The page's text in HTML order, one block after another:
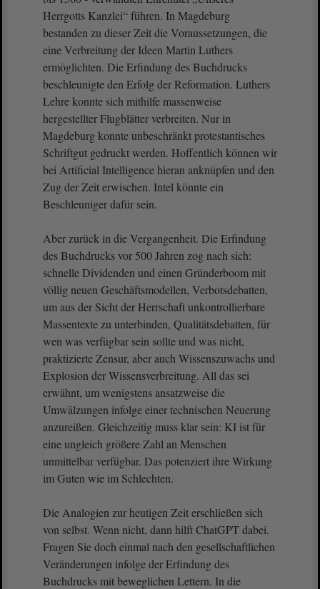
Herrgotts Kanzlei“ führen. In Magdeburg
bestanden zu dieser Zeit die Voraussetzungen, die
eine Verbreitung der Ideen Martin Luthers
ermöglichten. Die Erfindung des Buchdrucks
beschleunigte den Erfolg der Reformation. Luthers
Lehre konnte sich mithilfe massenweise
hergestellter Flugblätter verbreiten. Nur in
Magdeburg konnte unbeschränkt protestantisches
Schriftgut gedruckt werden. Hoffentlich können wir
bei Artificial Intelligence hieran anknüpfen und den
Zug der Zeit erwischen. Intel könnte ein
Beschleuniger dafür sein.
Aber zurück in die Vergangenheit. Die Erfindung
des Buchdrucks vor 500 Jahren zog nach sich:
schnelle Dividenden und einen Gründerboom mit
völlig neuen Geschäftsmodellen, Verbotsdebatten,
um aus der Sicht der Herrschaft unkontrollierbare
Massentexte zu unterbinden, Qualitätsdebatten, für
wen was verfügbar sein sollte und was nicht,
praktizierte Zensur, aber auch Wissenszuwachs und
Explosion der Wissensverbreitung. All das sei
erwähnt, um wenigstens ansatzweise die
Umwälzungen infolge einer technischen Neuerung
anzureißen. Gleichzeitig muss klar sein: KI ist für
eine ungleich größere Zahl an Menschen
unmittelbar verfügbar. Das potenziert ihre Wirkung
im Guten wie im Schlechten.
Die Analogien zur heutigen Zeit erschließen sich
von selbst. Wenn nicht, dann hilft ChatGPT dabei.
Fragen Sie doch einmal nach den gesellschaftlichen
Veränderungen infolge der Erfindung des
Buchdrucks mit beweglichen Lettern. In die